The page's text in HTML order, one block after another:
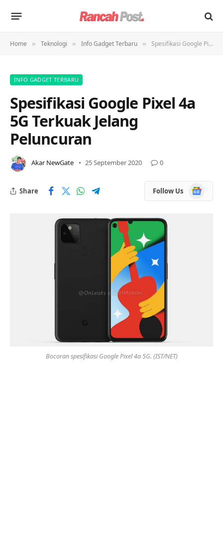
Home » Teknologi » Info Gadget Terbaru » Spesifikasi Google Pixel 4a 5G Terkuak Jelang Peluncuran
INFO GADGET TERBARU
Spesifikasi Google Pixel 4a
5G Terkuak Jelang
Peluncuran
Akar NewGate 25 September 2020 0
Share Follow Us
Google
News
Bocoran spesifikasi Google Pixel 4a 5G. (IST/NET)